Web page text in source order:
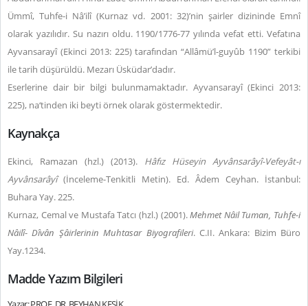
Ümmî, Tuhfe-i Nâ’ilî (Kurnaz vd. 2001: 32)’nin şairler dizininde Emnî
olarak yazılıdır. Su nazırı oldu. 1190/1776-77 yılında vefat etti. Vefatına
Ayvansarayî (Ekinci 2013: 225) tarafından “Allâmü’l-guyûb 1190” terkibi
ile tarih düşürüldü. Mezarı Üsküdar’dadır.
Eserlerine dair bir bilgi bulunmamaktadır. Ayvansarayî (Ekinci 2013:
225), na‘tinden iki beyti örnek olarak göstermektedir.
Kaynakça
Ekinci, Ramazan (hzl.) (2013). Hâfız Hüseyin Ayvânsarâyî-Vefeyât-ı
Ayvânsarâyî(İnceleme-Tenkitli Metin). Ed. Âdem Ceyhan. İstanbul:
Buhara Yay. 225.
Kurnaz, Cemal ve Mustafa Tatcı (hzl.) (2001).Mehmet Nâil Tuman, Tuhfe-i
Nâilî-Dîvân Şâirlerinin Muhtasar Biyografileri. C.II. Ankara: Bizim Büro
Yay.1234.
Madde Yazım Bilgileri